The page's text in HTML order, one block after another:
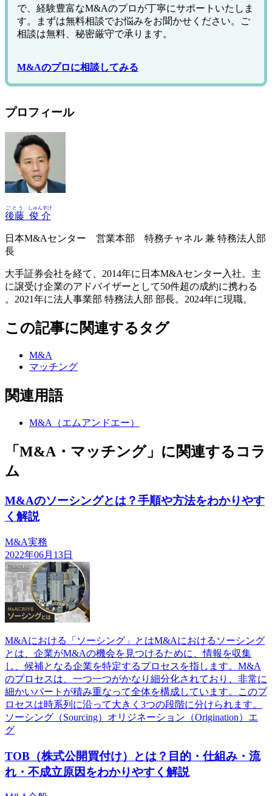
で、経験豊富なM&Aのプロが丁寧にサポートいたしま
す。まずは無料相談でお悩みをお聞かせください。ご
相談は無料、秘密厳守で承ります。
M&Aのプロに相談してみる
プロフィール
後藤
ごとう
俊介
しゅんすけ
日本M&Aセンター 営業本部 特務チャネル 兼 特務法人部
長
大手証券会社を経て、2014年に日本M&Aセンター入社。主
に譲受け企業のアドバイザーとして50件超の成約に携わる
。2021年に法人事業部 特務法人部 部長。2024年に現職。
この記事に関連するタグ
M&A
マッチング
関連用語
M&A（エムアンドエー）
「M&A・マッチング」に関連するコラ
ム
M&Aのソーシングとは？手順や方法をわかりやす
く解説
M&A実務
2022年06月13日
M&Aにおける「ソーシング」とはM&Aにおけるソーシング
とは、企業がM&Aの機会を見つけるために、情報を収集
し、候補となる企業を特定するプロセスを指します。M&A
のプロセスは、一つ一つがかなり細分化されており、非常に
細かいパートが積み重なって全体を構成しています。このプ
ロセスは時系列に沿って大きく3つの段階に分けられます。
ソーシング（Sourcing）オリジネーション（Origination）エ
グ
TOB（株式公開買付け）とは？目的・仕組み・流
れ・不成立原因をわかりやすく解説